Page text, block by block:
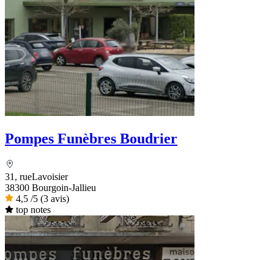
Pompes Funèbres Boudrier
31, rueLavoisier
38300 Bourgoin-Jallieu
4,5 /5 (3 avis)
top notes